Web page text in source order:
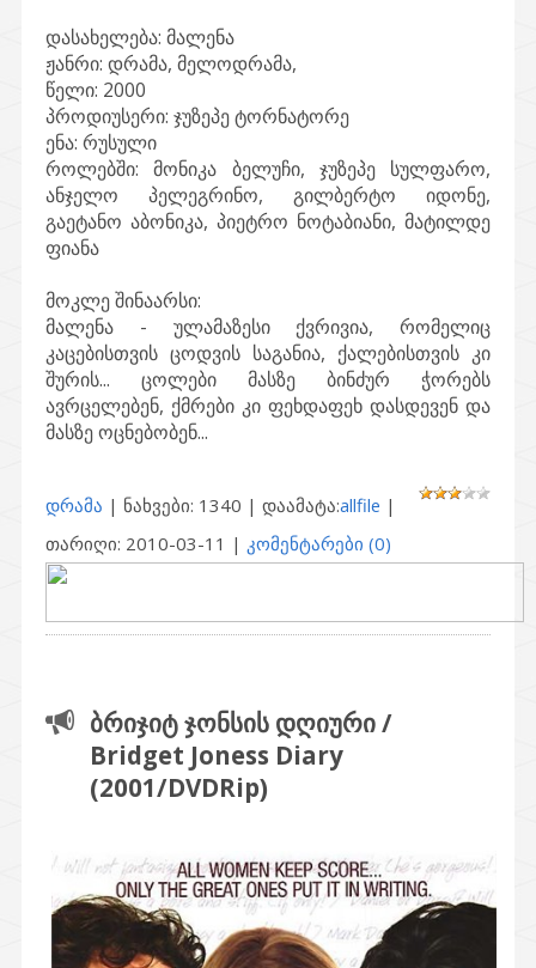
დასახელება: მალენა
ჟანრი: დრამა, მელოდრამა,
წელი: 2000
პროდიუსერი: ჯუზეპე ტორნატორე
ენა: რუსული
როლებში: მონიკა ბელუჩი, ჯუზეპე სულფარო,
ანჯელო პელეგრინო, გილბერტო იდონე,
გაეტანო აბონიკა, პიეტრო ნოტაბიანი, მატილდე
ფიანა
მოკლე შინაარსი:
მალენა - ულამაზესი ქვრივია, რომელიც
კაცებისთვის ცოდვის საგანია, ქალებისთვის კი
შურის... ცოლები მასზე ბინძურ ჭორებს
ავრცელებენ, ქმრები კი ფეხდაფეხ დასდევენ და
მასზე ოცნებობენ...
დრამა | ნახვები: 1340 | დაამატა:allfile |
თარიღი: 2010-03-11 | კომენტარები (0)
ბრიჯიტ ჯონსის დღიური /
Bridget Joness Diary
(2001/DVDRip)